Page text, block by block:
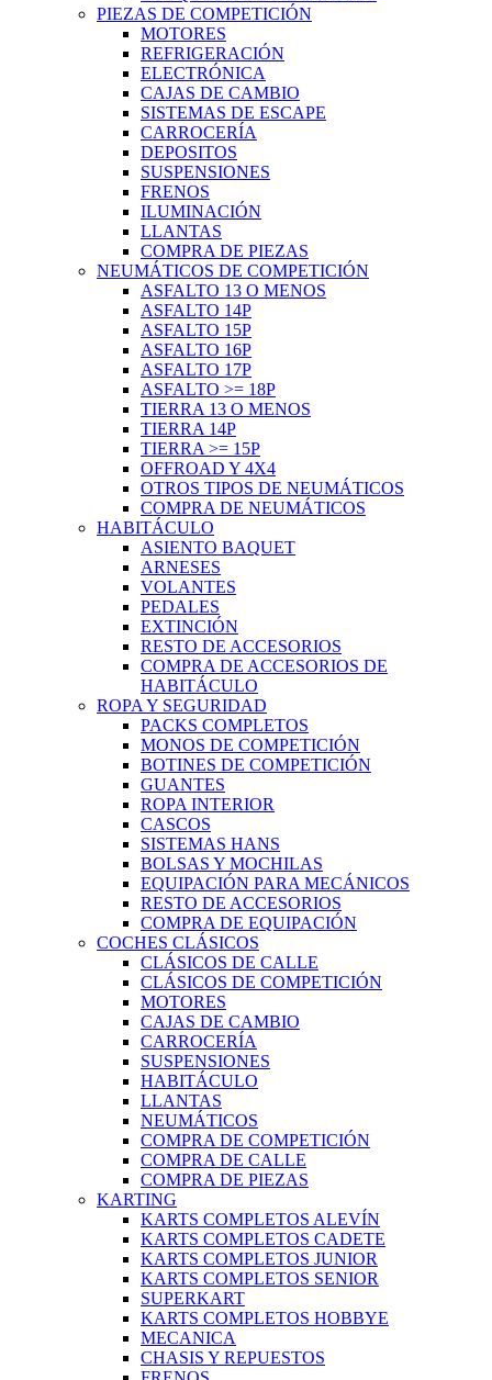
PIEZAS DE COMPETICIÓN
MOTORES
REFRIGERACIÓN
ELECTRÓNICA
CAJAS DE CAMBIO
SISTEMAS DE ESCAPE
CARROCERÍA
DEPOSITOS
SUSPENSIONES
FRENOS
ILUMINACIÓN
LLANTAS
COMPRA DE PIEZAS
NEUMÁTICOS DE COMPETICIÓN
ASFALTO 13 O MENOS
ASFALTO 14P
ASFALTO 15P
ASFALTO 16P
ASFALTO 17P
ASFALTO >= 18P
TIERRA 13 O MENOS
TIERRA 14P
TIERRA >= 15P
OFFROAD Y 4X4
OTROS TIPOS DE NEUMÁTICOS
COMPRA DE NEUMÁTICOS
HABITÁCULO
ASIENTO BAQUET
ARNESES
VOLANTES
PEDALES
EXTINCIÓN
RESTO DE ACCESORIOS
COMPRA DE ACCESORIOS DE
HABITÁCULO
ROPA Y SEGURIDAD
PACKS COMPLETOS
MONOS DE COMPETICIÓN
BOTINES DE COMPETICIÓN
GUANTES
ROPA INTERIOR
CASCOS
SISTEMAS HANS
BOLSAS Y MOCHILAS
EQUIPACIÓN PARA MECÁNICOS
RESTO DE ACCESORIOS
COMPRA DE EQUIPACIÓN
COCHES CLÁSICOS
CLÁSICOS DE CALLE
CLÁSICOS DE COMPETICIÓN
MOTORES
CAJAS DE CAMBIO
CARROCERÍA
SUSPENSIONES
HABITÁCULO
LLANTAS
NEUMÁTICOS
COMPRA DE COMPETICIÓN
COMPRA DE CALLE
COMPRA DE PIEZAS
KARTING
KARTS COMPLETOS ALEVÍN
KARTS COMPLETOS CADETE
KARTS COMPLETOS JUNIOR
KARTS COMPLETOS SENIOR
SUPERKART
KARTS COMPLETOS HOBBYE
MECANICA
CHASIS Y REPUESTOS